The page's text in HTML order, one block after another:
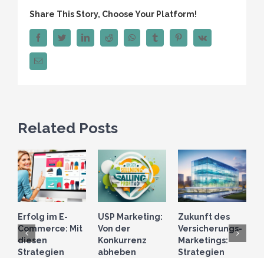
Share This Story, Choose Your Platform!
FacebookTwitterLinkedInRedditWhatsAppTumblr PinterestVk
Email
Related Posts
Erfolg im E-
Commerce: Mit
diesen
Strategien
USP Marketing:
Von der
Konkurrenz
abheben
Zukunft des
Versicherungs-
Marketings:
Strategien